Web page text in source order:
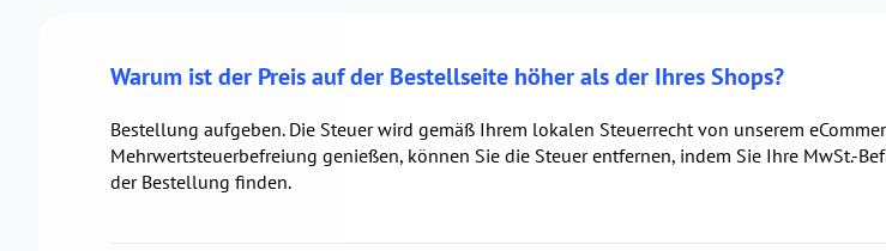
Warum ist der Preis auf der Bestellseite höher als der Ihres Shops?
Bestellung aufgeben. Die Steuer wird gemäß Ihrem lokalen Steuerrecht von unserem
Mehrwertsteuerbefreiung genießen, können Sie die Steuer entfernen, indem Sie Ihre MwSt.-
der Bestellung finden.